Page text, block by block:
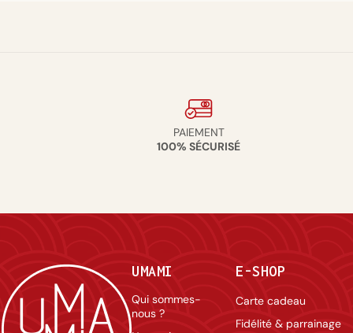
PAIEMENT
100% SÉCURISÉ
UMAMI
Qui sommes-
nous ?
E-SHOP
Carte cadeau
Fidélité & parrainage